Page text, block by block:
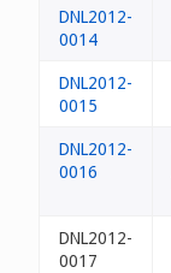
DNL2012-
0014
DNL2012-
0015
DNL2012-
0016
DNL2012-
0017